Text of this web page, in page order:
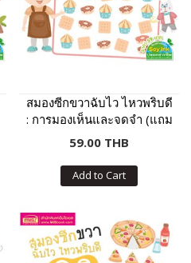
สมองซีกขวาฉับไว ไหวพริบดี
: การมองเห็นและจดจำ (แถม
ฟรี! สติกเกอร์)
59.00 THB
Add to Cart